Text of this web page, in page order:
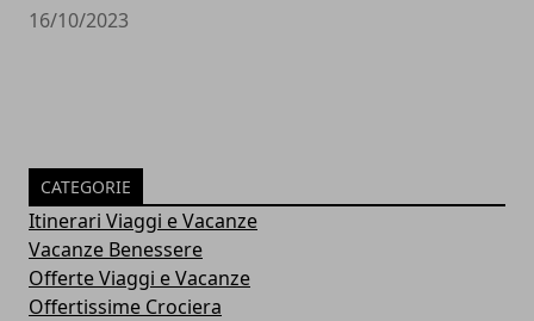
16/10/2023
CATEGORIE
Itinerari Viaggi e Vacanze
Vacanze Benessere
Offerte Viaggi e Vacanze
Offertissime Crociera